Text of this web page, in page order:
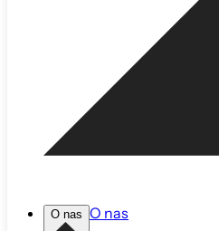
O nas O nas